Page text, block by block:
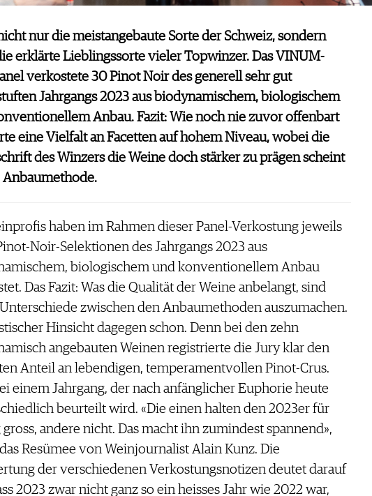
nur die meistangebaute Sorte der Schweiz, sondern
erklärte Lieblingssorte vieler Topwinzer. Das VINUM-
verkostete 30 Pinot Noir des generell sehr gut
Jahrgangs 2023 aus biodynamischem, biologischem
Anbau. Fazit: Wie noch nie zuvor offenbart
eine Vielfalt an Facetten auf hohem Niveau, wobei die
des Winzers die Weine doch stärker zu prägen scheint
Anbaumethode.
haben im Rahmen dieser Panel-Verkostung jeweils
Noir-Selektionen des Jahrgangs 2023 aus
biologischem und konventionellem Anbau
Das Fazit: Was die Qualität der Weine anbelangt, sind
zwischen den Anbaumethoden auszumachen.
Hinsicht dagegen schon. Denn bei den zehn
angebauten Weinen registrierte die Jury klar den
Anteil an lebendigen, temperamentvollen Pinot-Crus.
einem Jahrgang, der nach anfänglicher Euphorie heute
beurteilt wird. «Die einen halten den 2023er für
andere nicht. Das macht ihn zumindest spannend»,
Resümee von Weinjournalist Alain Kunz. Die
der verschiedenen Verkostungsnotizen deutet darauf
2023 zwar nicht ganz so ein heisses Jahr wie 2022 war,